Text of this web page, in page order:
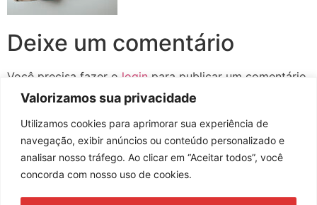
Valorizamos sua privacidade
Utilizamos cookies para aprimorar sua experiência de
navegação, exibir anúncios ou conteúdo personalizado e
analisar nosso tráfego. Ao clicar em “Aceitar todos”, você
concorda com nosso uso de cookies.
Deixe um comentário
Você precisa fazer o login para publicar um comentário.
Assine nossa newsletter